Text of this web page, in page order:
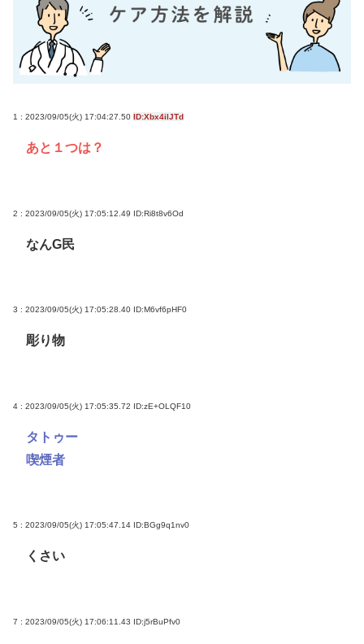
1 : 2023/09/05(火) 17:04:27.50 ID:Xbx4ilJTd
あと１つは？
2 : 2023/09/05(火) 17:05:12.49 ID:Ri8t8v6Od
なんG民
3 : 2023/09/05(火) 17:05:28.40 ID:M6vf6pHF0
彫り物
4 : 2023/09/05(火) 17:05:35.72 ID:zE+OLQF10
タトゥー
喫煙者
5 : 2023/09/05(火) 17:05:47.14 ID:BGg9q1nv0
くさい
7 : 2023/09/05(火) 17:06:11.43 ID:j5rBuPfv0